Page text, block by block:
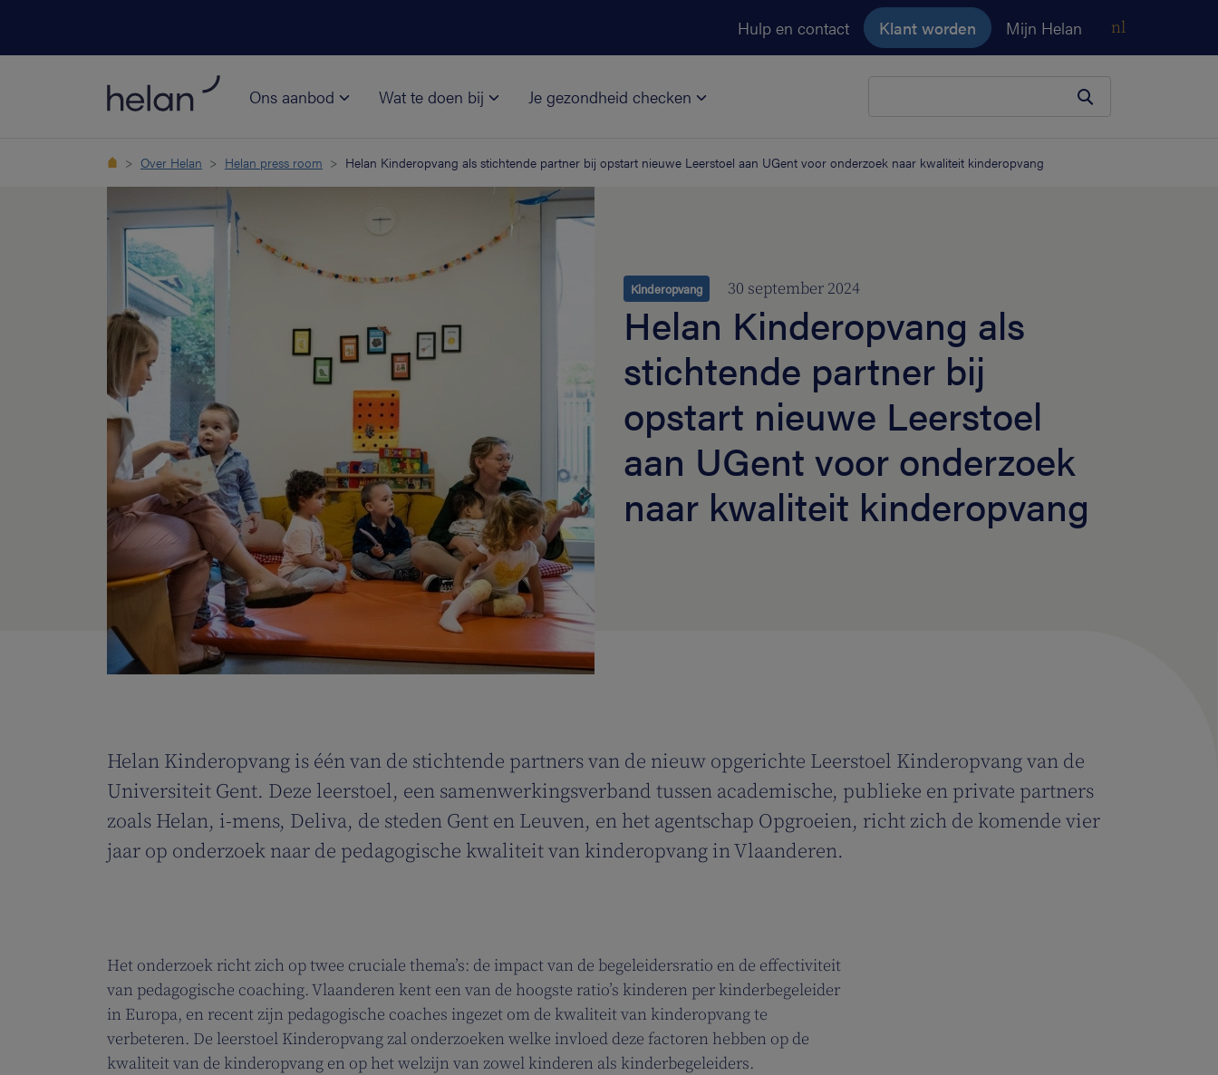
Hulp en contact Klant worden Mijn Helan nl
Ons aanbod Wat te doen bij Je gezondheid checken
Over Helan Helan press room Helan Kinderopvang als stichtende partner bij opstart nieuwe Leerstoel aan UGent voor onderzoek naar kwaliteit kinderopvang
Kinderopvang 30 september 2024
Helan Kinderopvang als
stichtende partner bij
opstart nieuwe Leerstoel
aan UGent voor onderzoek
naar kwaliteit kinderopvang
Helan Kinderopvang is één van de stichtende partners van de nieuw opgerichte Leerstoel Kinderopvang van de
Universiteit Gent. Deze leerstoel, een samenwerkingsverband tussen academische, publieke en private partners
zoals Helan, i-mens, Deliva, de steden Gent en Leuven, en het agentschap Opgroeien, richt zich de komende vier
jaar op onderzoek naar de pedagogische kwaliteit van kinderopvang in Vlaanderen.
Het onderzoek richt zich op twee cruciale thema’s: de impact van de begeleidersratio en de effectiviteit
van pedagogische coaching. Vlaanderen kent een van de hoogste ratio’s kinderen per kinderbegeleider
in Europa, en recent zijn pedagogische coaches ingezet om de kwaliteit van kinderopvang te
verbeteren. De leerstoel Kinderopvang zal onderzoeken welke invloed deze factoren hebben op de
kwaliteit van de kinderopvang en op het welzijn van zowel kinderen als kinderbegeleiders.